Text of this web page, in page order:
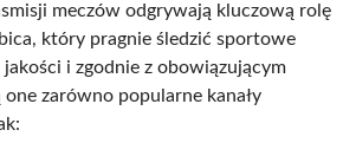
meczów odgrywają kluczową rolę
który pragnie śledzić sportowe
i zgodnie z obowiązującym
zarówno popularne kanały